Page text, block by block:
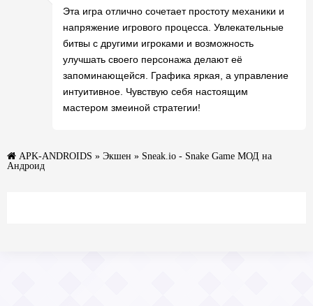
Эта игра отлично сочетает простоту механики и
напряжение игрового процесса. Увлекательные
битвы с другими игроками и возможность
улучшать своего персонажа делают её
запоминающейся. Графика яркая, а управление
интуитивное. Чувствую себя настоящим
мастером змеиной стратегии!
APK-ANDROIDS » Экшен » Sneak.io - Snake Game МОД на
Андроид